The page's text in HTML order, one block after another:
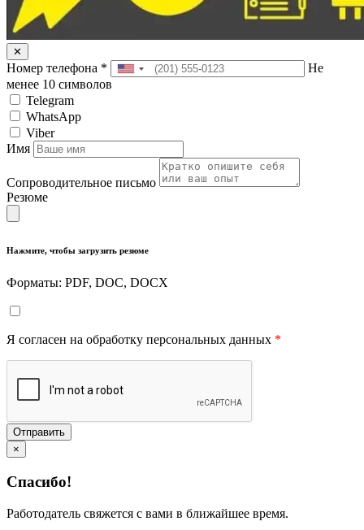
✕
Номер телефона *
Не
менее 10 символов
Telegram
WhatsApp
Viber
Имя
Сопроводительное письмо
Резюме
Нажмите, чтобы загрузить резюме
Форматы: PDF, DOC, DOCX
Я согласен на обработку персональных данных *
Отправить
×
Спасибо!
Работодатель свяжется с вами в ближайшее время.